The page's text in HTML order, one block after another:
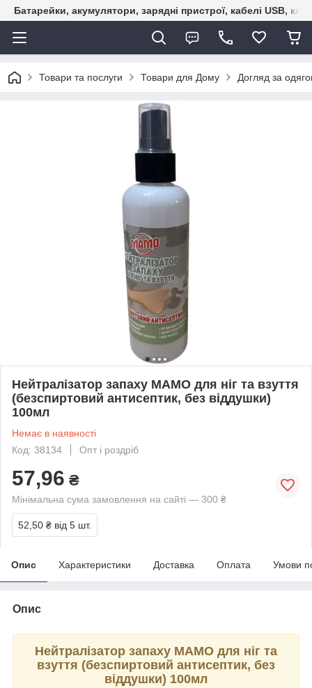
Батарейки, акумулятори, зарядні пристрої, кабелі USB,
Товари та послуги Товари для Дому Догляд за
Нейтралізатор запаху МАМО для ніг та взуття
(безспиртовий антисептик, без віддушки)
100мл
Немає в наявності
Код: 38134
Опт і роздріб
57,96 ₴
Мінімальна сума замовлення на сайті — 300 ₴
52,50 ₴ від 5 шт.
Опис Характеристики Доставка Оплата Умови
Опис
Нейтралізатор запаху МАМО для ніг та
взуття (безспиртовий антисептик, без
віддушки) 100мл